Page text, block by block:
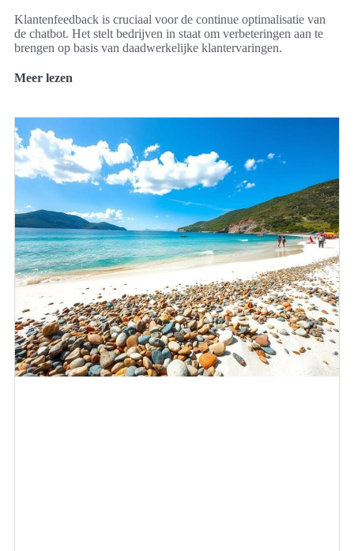
Klantenfeedback is cruciaal voor de continue optimalisatie van
de chatbot. Het stelt bedrijven in staat om verbeteringen aan te
brengen op basis van daadwerkelijke klantervaringen.
Meer lezen